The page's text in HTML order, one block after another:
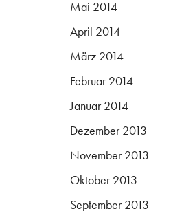
Mai 2014
April 2014
März 2014
Februar 2014
Januar 2014
Dezember 2013
November 2013
Oktober 2013
September 2013